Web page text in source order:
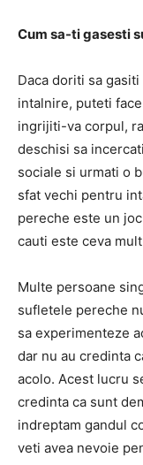
Cum sa-ti gasesti
Daca doriti sa
intalnire, puteti
ingrijiti-va corpul,
deschisi sa
sociale si urmati o
sfat vechi pentru
pereche este un
cauti este ceva
Multe persoane
sufletele pereche
sa experimenteze
dar nu au credinta
acolo. Acest lucru
credinta ca sunt
indreptam gandul
veti avea nevoie